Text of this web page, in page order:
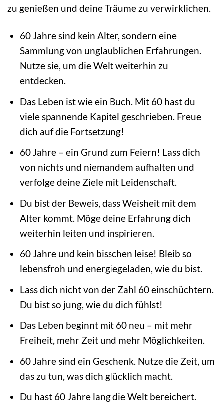
zu genießen und deine Träume zu verwirklichen.
60 Jahre sind kein Alter, sondern eine
Sammlung von unglaublichen Erfahrungen.
Nutze sie, um die Welt weiterhin zu
entdecken.
Das Leben ist wie ein Buch. Mit 60 hast du
viele spannende Kapitel geschrieben. Freue
dich auf die Fortsetzung!
60 Jahre – ein Grund zum Feiern! Lass dich
von nichts und niemandem aufhalten und
verfolge deine Ziele mit Leidenschaft.
Du bist der Beweis, dass Weisheit mit dem
Alter kommt. Möge deine Erfahrung dich
weiterhin leiten und inspirieren.
60 Jahre und kein bisschen leise! Bleib so
lebensfroh und energiegeladen, wie du bist.
Lass dich nicht von der Zahl 60 einschüchtern.
Du bist so jung, wie du dich fühlst!
Das Leben beginnt mit 60 neu – mit mehr
Freiheit, mehr Zeit und mehr Möglichkeiten.
60 Jahre sind ein Geschenk. Nutze die Zeit, um
das zu tun, was dich glücklich macht.
Du hast 60 Jahre lang die Welt bereichert.